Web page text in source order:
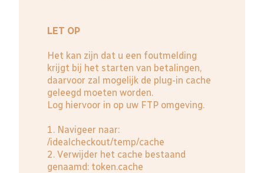
LET OP
Het kan zijn dat u een foutmelding
krijgt bij het starten van betalingen,
daarvoor zal mogelijk de plug-in cache
geleegd moeten worden.
Log hiervoor in op uw FTP omgeving.
1. Navigeer naar:
/idealcheckout/temp/cache
2. Verwijder het cache bestaand
genaamd: token.cache